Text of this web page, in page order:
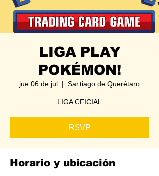
LIGA PLAY
POKÉMON!
jue 06 de jul
  |
Santiago de Querétaro
LIGA OFICIAL
RSVP
Horario y ubicación